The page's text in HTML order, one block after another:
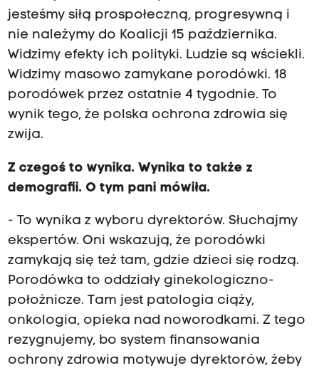
jesteśmy siłą prospołeczną, progresywną i
nie należymy do Koalicji 15 października.
Widzimy efekty ich polityki. Ludzie są wściekli.
Widzimy masowo zamykane porodówki. 18
porodówek przez ostatnie 4 tygodnie. To
wynik tego, że polska ochrona zdrowia się
zwija.
Z czegoś to wynika. Wynika to także z
demografii. O tym pani mówiła.
- To wynika z wyboru dyrektorów. Słuchajmy
ekspertów. Oni wskazują, że porodówki
zamykają się też tam, gdzie dzieci się rodzą.
Porodówka to oddziały ginekologiczno-
położnicze. Tam jest patologia ciąży,
onkologia, opieka nad noworodkami. Z tego
rezygnujemy, bo system finansowania
ochrony zdrowia motywuje dyrektorów, żeby